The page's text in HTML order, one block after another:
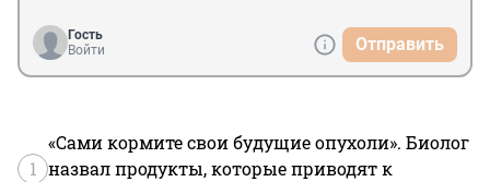
Гость
Войти
Отправить
1
«Сами кормите свои будущие опухоли». Биолог
назвал продукты, которые приводят к